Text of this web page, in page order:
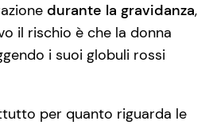
durante la gravidanza,
il rischio è che la donna
i suoi globuli rossi
per quanto riguarda le